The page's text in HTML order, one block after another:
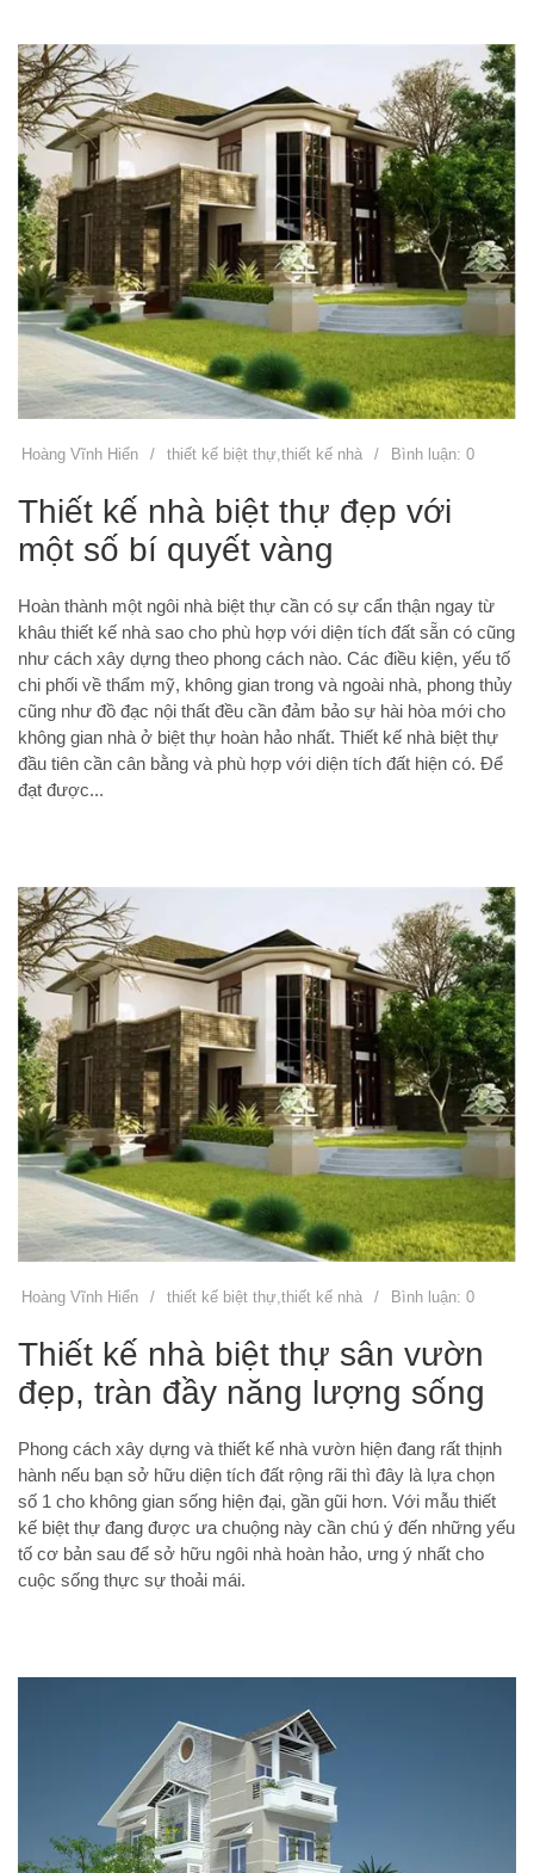
Hoàng Vĩnh Hiển / thiết kế biệt thự thiết kế nhà / Bình luận: 0
Thiết kế nhà biệt thự đẹp với
một số bí quyết vàng
Hoàn thành một ngôi nhà biệt thự cần có sự cẩn thận ngay từ
khâu thiết kế nhà sao cho phù hợp với diện tích đất sẵn có cũng
như cách xây dựng theo phong cách nào. Các điều kiện, yếu tố
chi phối về thẩm mỹ, không gian trong và ngoài nhà, phong thủy
cũng như đồ đạc nội thất đều cần đảm bảo sự hài hòa mới cho
không gian nhà ở biệt thự hoàn hảo nhất. Thiết kế nhà biệt thự
đầu tiên cần cân bằng và phù hợp với diện tích đất hiện có. Để
đạt được...
Hoàng Vĩnh Hiển / thiết kế biệt thự thiết kế nhà / Bình luận: 0
Thiết kế nhà biệt thự sân vườn
đẹp, tràn đầy năng lượng sống
Phong cách xây dựng và thiết kế nhà vườn hiện đang rất thịnh
hành nếu bạn sở hữu diện tích đất rộng rãi thì đây là lựa chọn
số 1 cho không gian sống hiện đại, gần gũi hơn. Với mẫu thiết
kế biệt thự đang được ưa chuộng này cần chú ý đến những yếu
tố cơ bản sau để sở hữu ngôi nhà hoàn hảo, ưng ý nhất cho
cuộc sống thực sự thoải mái.